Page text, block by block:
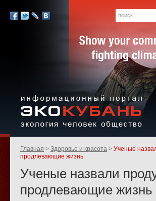
«ЭКО-КУБАНЬ»
человек,
общество
Родительские
страницы:
Главная Здоровье и красота
Ученые
продлевающие жизнь
Ученые назвали
продлевающие жизнь
Мы
Поиск